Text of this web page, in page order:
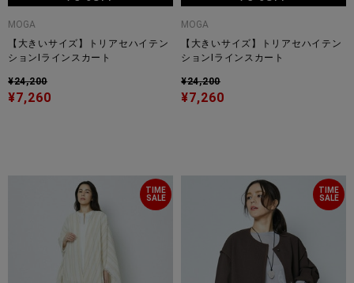
MOGA
【大きいサイズ】トリアセハイテン
ションIラインスカート
¥24,200
¥7,260
MOGA
【大きいサイズ】トリアセハイテン
ションIラインスカート
¥24,200
¥7,260
TIME
SALE
TIME
SALE